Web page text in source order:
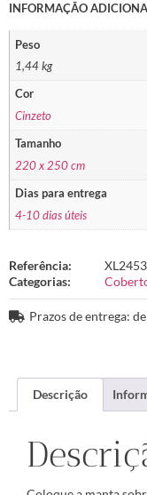
INFORMAÇÃO
Peso
1,44 kg
Cor
Cinzeto
Tamanho
220 x 250 cm
Dias para entrega
4-10 dias úteis
Referência:
Categorias:
Prazos de entrega:
Descrição